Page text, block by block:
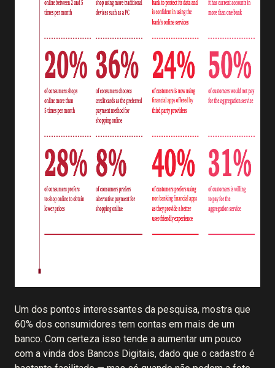
Um dos pontos interessantes da pesquisa, mostra que
60% dos consumidores tem contas em mais de um
banco. Com certeza isso tende a aumentar um pouco
com a vinda dos Bancos Digitais, dado que o cadastro é